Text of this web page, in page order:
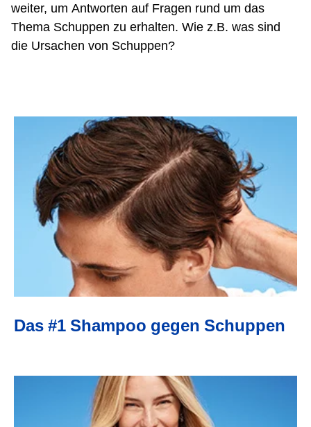
weiter, um Antworten auf Fragen rund um das
Thema Schuppen zu erhalten. Wie z.B. was sind
die Ursachen von Schuppen?
ARTICLES
Das #1 Shampoo gegen Schuppen